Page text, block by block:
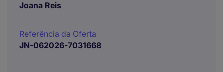
Joana Reis
Referência da Oferta
JN-062026-7031668